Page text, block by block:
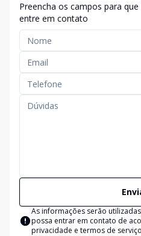
Preencha os campos para
entre em contato
As informações serão
possa entrar em contato de
privacidade e termos de serviço